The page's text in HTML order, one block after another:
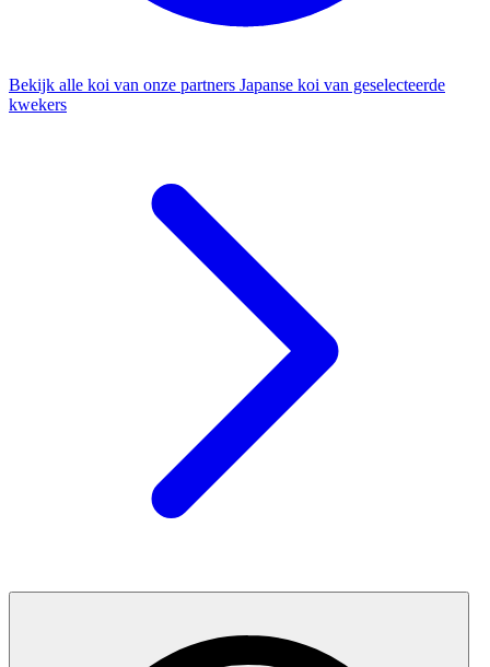
Bekijk alle koi van onze partners Japanse koi van geselecteerde
kwekers